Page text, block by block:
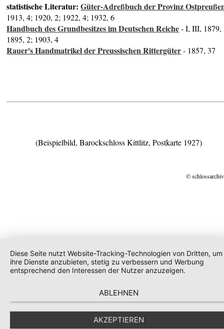
statistische Literatur:Güter-Adreßbuch der Provinz
1913, 4; 1920, 2; 1922, 4; 1932, 6
Handbuch des Grundbesitzes im Deutschen Reiche- I, III, 1879,
1895, 2; 1903, 4
Rauer's Handmatrikel der Preussischen Rittergüter- 1857, 37
(Beispielbild, Barockschloss Kittlitz, Postkarte 1927)
©
Diese Seite nutzt Website-Tracking-Technologien von Dritten, um
ihre Dienste anzubieten, stetig zu verbessern und Werbung
entsprechend den Interessen der Nutzer anzuzeigen.
ABLEHNEN
AKZEPTIEREN